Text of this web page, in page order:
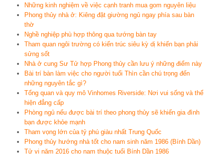
Những kinh nghiệm về việc cạnh tranh mua gom nguyên liệu
Phong thủy nhà ở: Kiêng đặt giường ngủ ngay phía sau bàn
thờ
Nghề nghiệp phù hợp thông qua tướng bàn tay
Tham quan ngôi trường có kiến trúc siêu kỳ dị khiến bạn phải
sửng sốt
Nhà ở cung Sư Tử hợp Phong thủy cần lưu ý những điểm này
Bài trí bàn làm việc cho người tuổi Thìn cần chú trọng đến
những nguyên tắc gì?
Tổng quan và quy mô Vinhomes Riverside: Nơi vui sống và thể
hiện đẳng cấp
Phòng ngủ nếu được bài trí theo phong thủy sẽ khiến gia đình
bạn được khỏe mạnh
Tham vọng lớn của tỷ phú giàu nhất Trung Quốc
Phong thủy hướng nhà tốt cho nam sinh năm 1986 (Bính Dần)
Tử vi năm 2016 cho nam thuộc tuổi Bính Dần 1986